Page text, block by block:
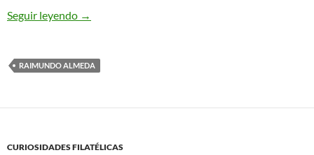
Seguir leyendo Londres a Filadelfia, 1860
→
RAIMUNDO ALMEDA
CURIOSIDADES FILATÉLICAS